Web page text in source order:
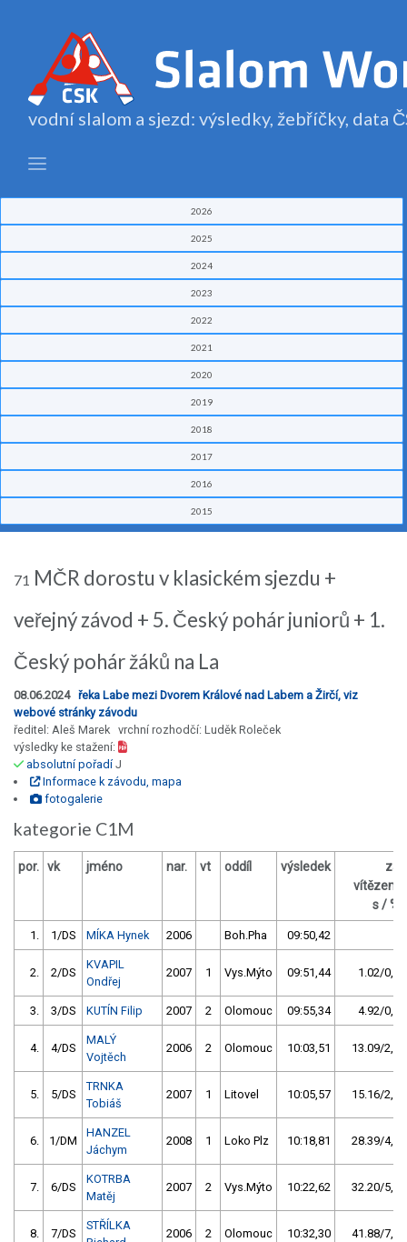
vodní slalom a sjezd: výsledky, žebříčky, data
2026
2025
2024
2023
2022
2021
2020
2019
2018
2017
2016
2015
71 MČR dorostu v klasickém sjezdu +
veřejný závod + 5. Český pohár juniorů + 1.
Český pohár žáků na La
08.06.2024 řeka Labe mezi Dvorem Králové nad Labem a Žirčí, viz
webové stránky závodu
ředitel: Aleš Marek vrchní rozhodčí: Luděk Roleček
výsledky ke stažení:
absolutní pořadíJ
Informace k závodu, mapa
fotogalerie
kategorie C1M
por. vk jméno nar. vt oddíl výsledek
za
vítězem
s / %
1. 1/DS MÍKA Hynek 2006 Boh.Pha 09:50,42
2. 2/DS
KVAPIL
Ondřej
2007 1 Vys.Mýto 09:51,44 1.02/0,2
3. 3/DS KUTÍN Filip 2007 2 Olomouc 09:55,34 4.92/0,8
4. 4/DS
MALÝ
Vojtěch
2006 2 Olomouc 10:03,51 13.09/2,2
5. 5/DS
TRNKA
Tobiáš
2007 1 Litovel 10:05,57 15.16/2,6
6. 1/DM
HANZEL
Jáchym
2008 1 Loko Plz 10:18,81 28.39/4,8
7. 6/DS
KOTRBA
Matěj
2007 2 Vys.Mýto 10:22,62 32.20/5,5
8. 7/DS
STŘÍLKA
2006 2 Olomouc 10:32,30 41.88/7,1